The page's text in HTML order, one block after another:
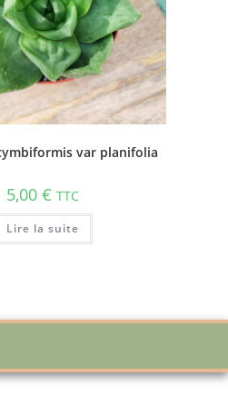
var planifolia
5,00 € TTC
Lire la suite